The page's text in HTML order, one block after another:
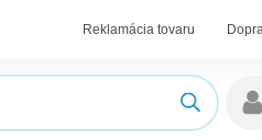
Reklamácia tovaru